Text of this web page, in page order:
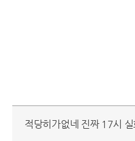
적당히가없네 진짜 17시